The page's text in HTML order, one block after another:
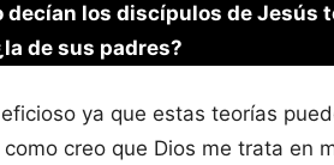
los discípulos de Jesús
de sus padres?
ya que estas teorías
creo que Dios me trata en